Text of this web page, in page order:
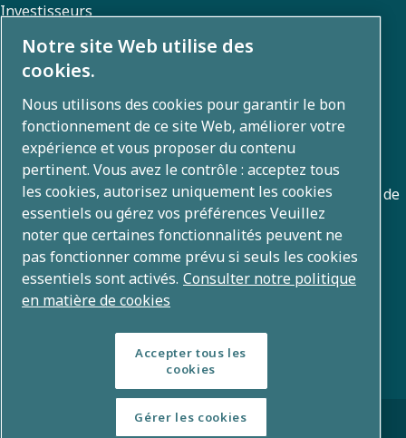
Investisseurs
Galerie photos et vidéos
A propos
Atlas Copco Group développe des solutions innovantes
dans les domaines de l'air et du gaz comprimés, du vide, de
l'outillage industriel et de l'énergie mobile. Avec un
portefeuille mondial de plus de 80 marques, nous
développons des technologies qui transforment l'avenir.
© Copyright 2026 – Atlas Copco Group
Notre site Web utilise des
cookies.
Nous utilisons des cookies pour garantir le bon
fonctionnement de ce site Web, améliorer votre
expérience et vous proposer du contenu
pertinent. Vous avez le contrôle : acceptez tous
les cookies, autorisez uniquement les cookies
essentiels ou gérez vos préférences Veuillez
noter que certaines fonctionnalités peuvent ne
pas fonctionner comme prévu si seuls les cookies
essentiels sont activés. Consulter notre politique
en matière de cookies
Accepter tous les
cookies
Gérer les cookies